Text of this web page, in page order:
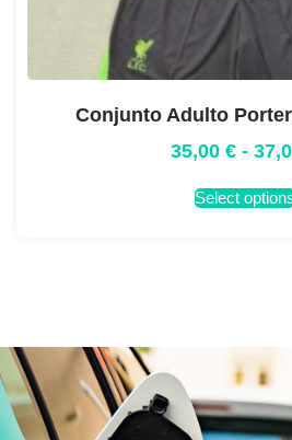
Conjunto Adulto
35,00 € -
Select